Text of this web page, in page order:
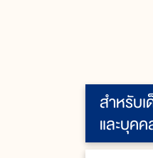
สำหรับเ
และบุค